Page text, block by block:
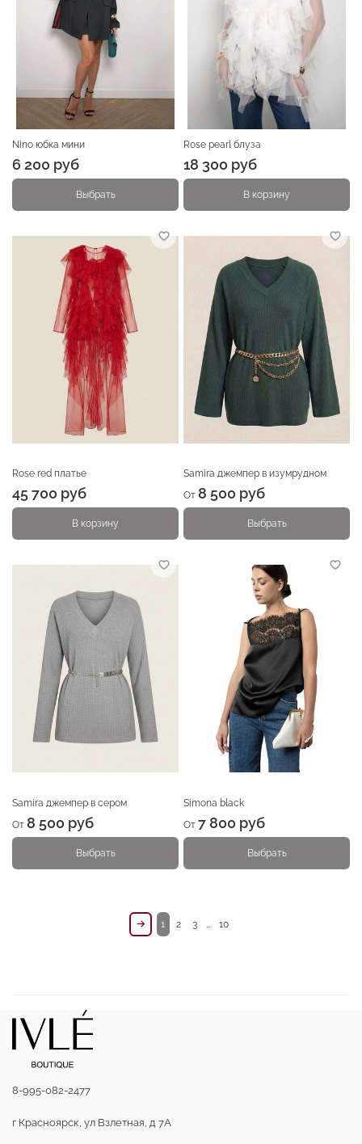
Nino юбка мини
6 200 руб
Выбрать
Rose pearl блуза
18 300 руб
В корзину
Rose red платье
45 700 руб
В корзину
Samira джемпер в изумрудном
От 8 500 руб
Выбрать
Samira джемпер в сером
От 8 500 руб
Выбрать
Simona black
От 7 800 руб
Выбрать
1 2 3 … 10
8-995-082-2477
г Красноярск, ул Взлетная, д 7А